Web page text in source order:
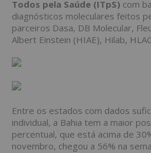
Todos pela Saúde (ITpS) com
diagnósticos moleculares feitos
parceiros Dasa, DB Molecular,
Albert Einstein (HIAE), Hilab,
Entre os estados com dados
individual, a Bahia tem a maior
percentual, que está acima de
novembro, chegou a 56% na